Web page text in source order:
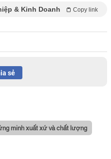
& Kinh Doanh Copy link
sẻ
minh xuất xứ và chất lượng